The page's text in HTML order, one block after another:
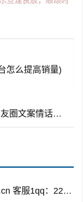
怎么提高销量)
520文案朋友圈配图(520图片朋友圈文案情话配图)
自助下单平台：www.tulingwb99.cn 客服1qq：2221028208 客服2qq：2221028208